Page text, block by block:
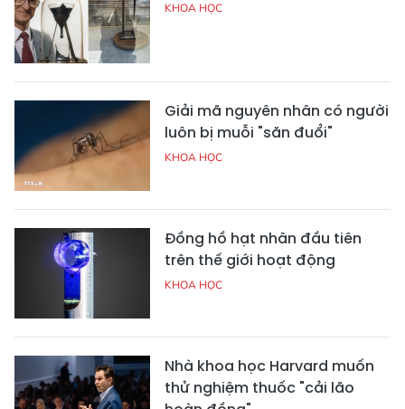
KHOA HỌC
Giải mã nguyên nhân có người
luôn bị muỗi "săn đuổi"
KHOA HỌC
Đồng hồ hạt nhân đầu tiên
trên thế giới hoạt động
KHOA HỌC
Nhà khoa học Harvard muốn
thử nghiệm thuốc "cải lão